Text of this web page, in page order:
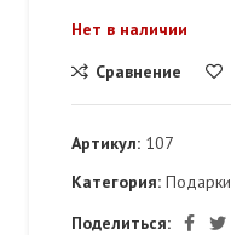
Нет в наличии
Сравнение
Артикул: 107
Категория: Подарки
Поделиться: